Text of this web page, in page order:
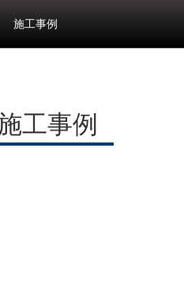
施工事例
工事例